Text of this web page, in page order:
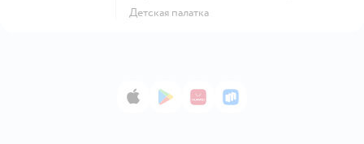
Детская палатка
App StoreGoogle Play
AppGallery
RuStore